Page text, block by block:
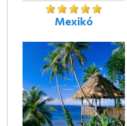
Mexikó